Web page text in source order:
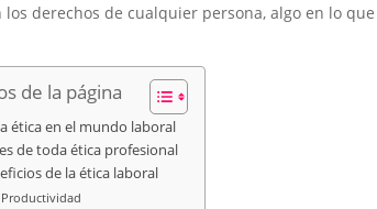
los derechos de cualquier persona, algo en lo
de la página
ética en el mundo laboral
de toda ética profesional
de la ética laboral
Productividad